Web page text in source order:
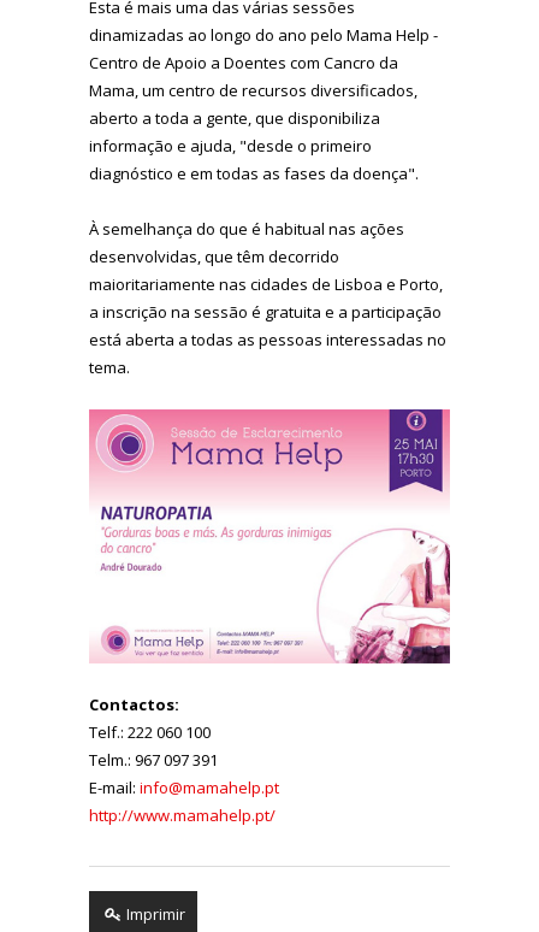
Esta é mais uma das várias sessões
dinamizadas ao longo do ano pelo Mama Help -
Centro de Apoio a Doentes com Cancro da
Mama, um centro de recursos diversificados,
aberto a toda a gente, que disponibiliza
informação e ajuda, "desde o primeiro
diagnóstico e em todas as fases da doença".
À semelhança do que é habitual nas ações
desenvolvidas, que têm decorrido
maioritariamente nas cidades de Lisboa e Porto,
a inscrição na sessão é gratuita e a participação
está aberta a todas as pessoas interessadas no
tema.
Contactos:
Telf.: 222 060 100
Telm.: 967 097 391
E-mail: info@mamahelp.pt
http://www.mamahelp.pt/
Imprimir